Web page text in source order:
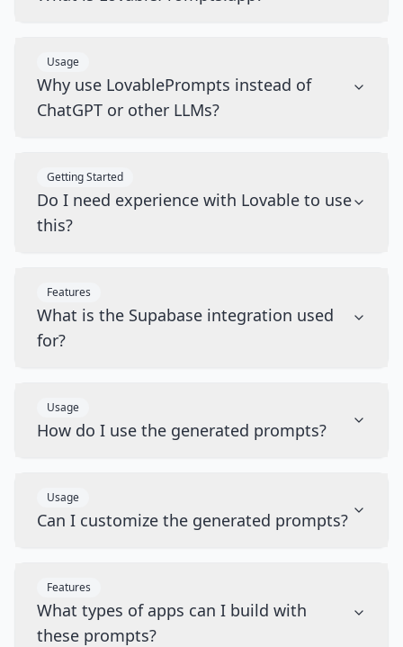
Usage
Why use LovablePrompts instead of
ChatGPT or other LLMs?
Getting Started
Do I need experience with Lovable to use
this?
Features
What is the Supabase integration used
for?
Usage
How do I use the generated prompts?
Usage
Can I customize the generated prompts?
Features
What types of apps can I build with
these prompts?